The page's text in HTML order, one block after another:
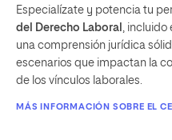
Especialízate y potencia tu
del Derecho Laboral , incluido
una comprensión jurídica
escenarios que impactan la
de los vínculos laborales.
MÁS INFORMACIÓN SOBRE EL